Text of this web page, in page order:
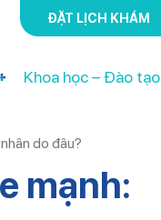
ĐẶT LỊCH KHÁM
Khoa học – Đào tạo
do đâu?
mạnh: